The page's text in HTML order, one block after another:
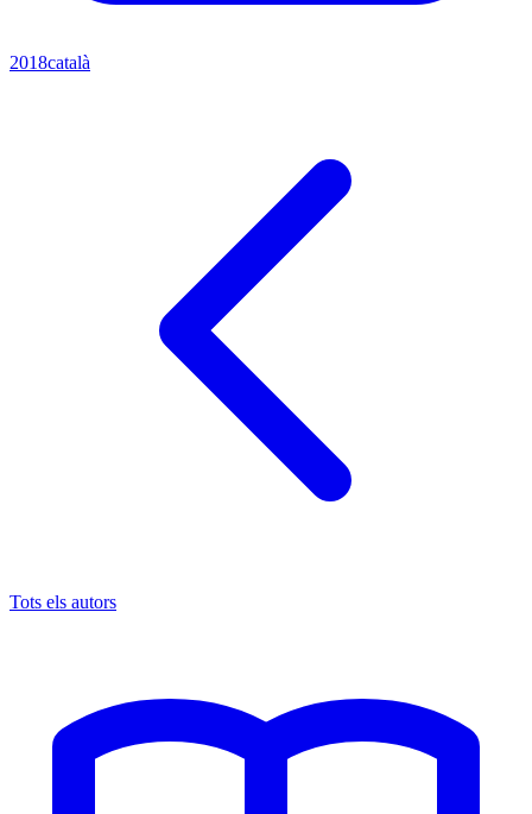
2018català
Tots els autors